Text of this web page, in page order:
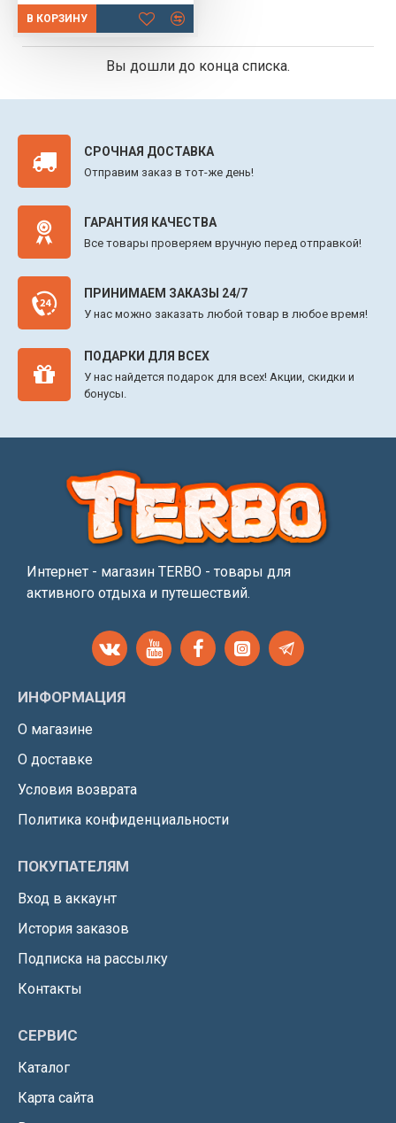
В КОРЗИНУ
Вы дошли до конца списка.
СРОЧНАЯ ДОСТАВКА
Отправим заказ в тот-же день!
ГАРАНТИЯ КАЧЕСТВА
Все товары проверяем вручную перед отправкой!
ПРИНИМАЕМ ЗАКАЗЫ 24/7
У нас можно заказать любой товар в любое время!
ПОДАРКИ ДЛЯ ВСЕХ
У нас найдется подарок для всех! Акции, скидки и
бонусы.
Интернет - магазин TERBO - товары для
активного отдыха и путешествий.
ИНФОРМАЦИЯ
О магазине
О доставке
Условия возврата
Политика конфиденциальности
ПОКУПАТЕЛЯМ
Вход в аккаунт
История заказов
Подписка на рассылку
Контакты
СЕРВИС
Каталог
Карта сайта